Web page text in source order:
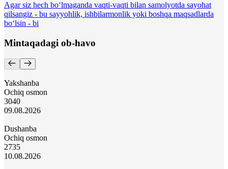
Agar siz hech bo‘lmaganda vaqti-vaqti bilan samolyotda sayohat
qilsangiz - bu sayyohlik, ishbilarmonlik yoki boshqa maqsadlarda
bo‘lsin - bi
Mintaqadagi ob-havo
Yakshanba
Ochiq osmon
3040
09.08.2026
Dushanba
Ochiq osmon
2735
10.08.2026